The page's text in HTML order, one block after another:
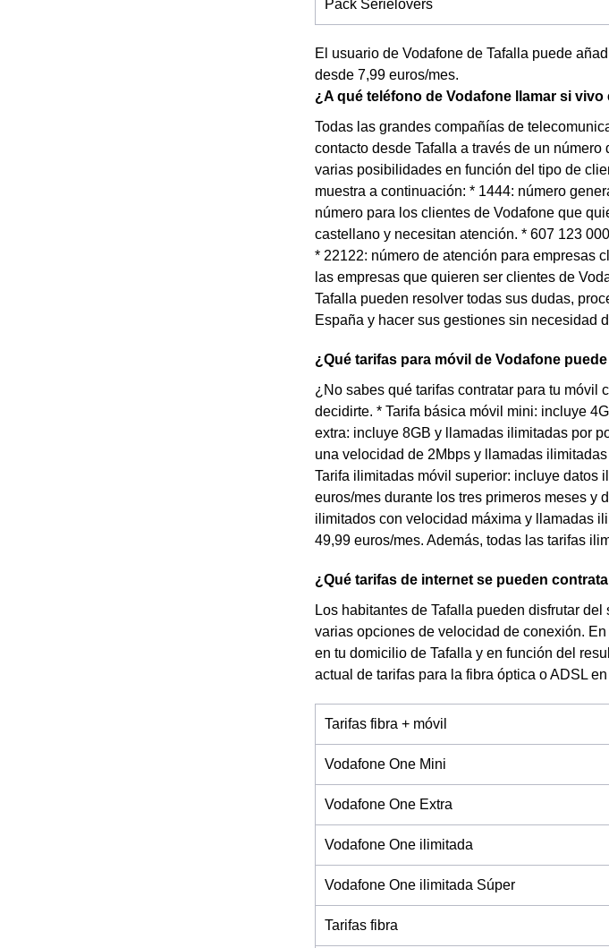
Pack Serielovers
El usuario de Vodafone de Tafalla puede
desde 7,99 euros/mes.
¿A qué teléfono de Vodafone llamar si vivo
Todas las grandes compañías de
contacto desde Tafalla a través de un
varias posibilidades en función del tipo de
muestra a continuación: * 1444: número
número para los clientes de Vodafone que
castellano y necesitan atención. * 607 123
* 22122: número de atención para empresas
las empresas que quieren ser clientes de
Tafalla pueden resolver todas sus dudas,
España y hacer sus gestiones sin necesidad
¿Qué tarifas para móvil de Vodafone
¿No sabes qué tarifas contratar para tu móvil
decidirte. * Tarifa básica móvil mini: incluye
extra: incluye 8GB y llamadas ilimitadas por
una velocidad de 2Mbps y llamadas
Tarifa ilimitadas móvil superior: incluye datos
euros/mes durante los tres primeros meses y
ilimitados con velocidad máxima y llamadas
49,99 euros/mes. Además, todas las tarifas
¿Qué tarifas de internet se pueden
Los habitantes de Tafalla pueden disfrutar
varias opciones de velocidad de conexión.
en tu domicilio de Tafalla y en función del
actual de tarifas para la fibra óptica o ADSL
Tarifas fibra + móvil
Vodafone One Mini
Vodafone One Extra
Vodafone One ilimitada
Vodafone One ilimitada Súper
Tarifas fibra